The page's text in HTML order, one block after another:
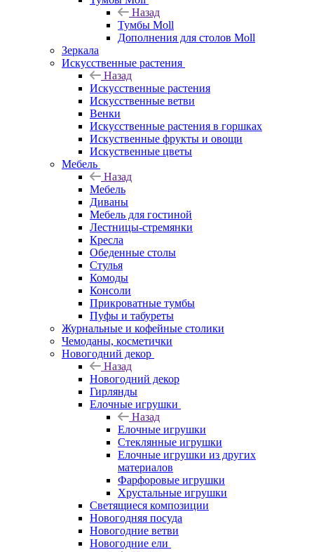
Назад
Тумбы Moll
Дополнения для столов Moll
Зеркала
Искусственные растения
Назад
Искусственные растения
Искусственные ветви
Венки
Искусственные растения в горшках
Искуственные фрукты и овощи
Искуственные цветы
Мебель
Назад
Мебель
Диваны
Мебель для гостиной
Лестницы-стремянки
Кресла
Обеденные столы
Стулья
Комоды
Консоли
Прикроватные тумбы
Пуфы и табуреты
Журнальные и кофейные столики
Чемоданы, косметички
Новогодний декор
Назад
Новогодний декор
Гирлянды
Елочные игрушки
Назад
Елочные игрушки
Стеклянные игрушки
Елочные игрушки из других
материалов
Фарфоровые игрушки
Хрустальные игрушки
Светящиеся композиции
Новогодняя посуда
Новогодние ветви
Новогодние ели